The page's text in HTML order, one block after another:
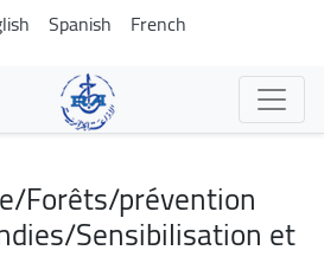
Skip
to
main
content
Spanish French
Forêts/prévention
Sensibilisation et